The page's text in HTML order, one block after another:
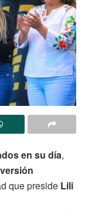
en su día,
que preside Lili